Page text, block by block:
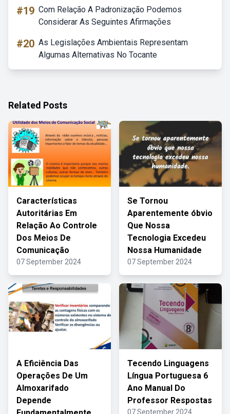
#19 Com Relação A Padronização Podemos
Considerar As Seguintes Afirmações
#20 As Legislações Ambientais Representam
Algumas Alternativas No Tocante
Related Posts
Características
Autoritárias Em
Relação Ao Controle
Dos Meios De
Comunicação
07 September 2024
Se Tornou
Aparentemente óbvio
Que Nossa
Tecnologia Excedeu
Nossa Humanidade
07 September 2024
A Eficiência Das
Operações De Um
Almoxarifado
Depende
Tecendo Linguagens
Língua Portuguesa 6
Ano Manual Do
Professor Respostas
07 September 2024